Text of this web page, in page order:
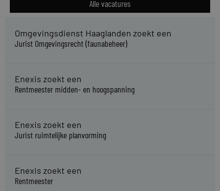
Alle vacatures
Omgevingsdienst Haaglanden zoekt een
Jurist Omgevingsrecht (faunabeheer)
Enexis zoekt een
Rentmeester midden- en hoogspanning
Enexis zoekt een
Jurist ruimtelijke planvorming
Enexis zoekt een
Rentmeester